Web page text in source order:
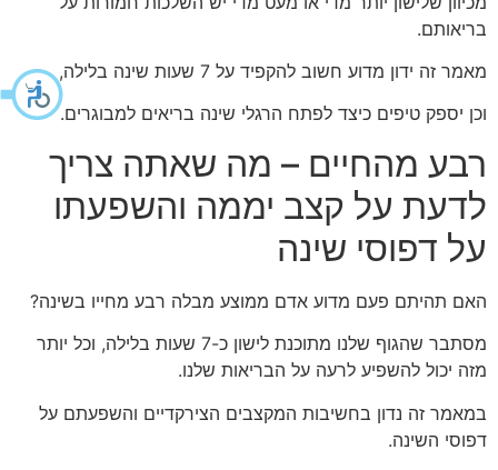
בריאותם.
מאמר זה ידון מדוע חשוב להקפיד על 7 שעות שינה בלילה,
וכן יספק טיפים כיצד לפתח הרגלי שינה בריאים למבוגרים.
רבע מהחיים – מה שאתה צריך
לדעת על קצב יממה והשפעתו
על דפוסי שינה
האם תהיתם פעם מדוע אדם ממוצע מבלה רבע מחייו בשינה?
מסתבר שהגוף שלנו מתוכנת לישון כ-7 שעות בלילה, וכל יותר
מזה יכול להשפיע לרעה על הבריאות שלנו.
במאמר זה נדון בחשיבות המקצבים הצירקדיים והשפעתם על
דפוסי השינה.